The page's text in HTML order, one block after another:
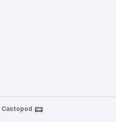
Castopod